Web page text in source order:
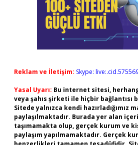
Reklam ve İletişim: Skype:
Yasal Uyarı: Bu internet sitesi,
veya şahıs şirketi ile hiçbir bağlantısı
Sitede yalnızca kendi hazırladığımız
paylaşılmaktadır. Burada yer alan
taşımamakta olup, gerçek kurum ve
paylaşım yapılmamaktadır. Gerçek